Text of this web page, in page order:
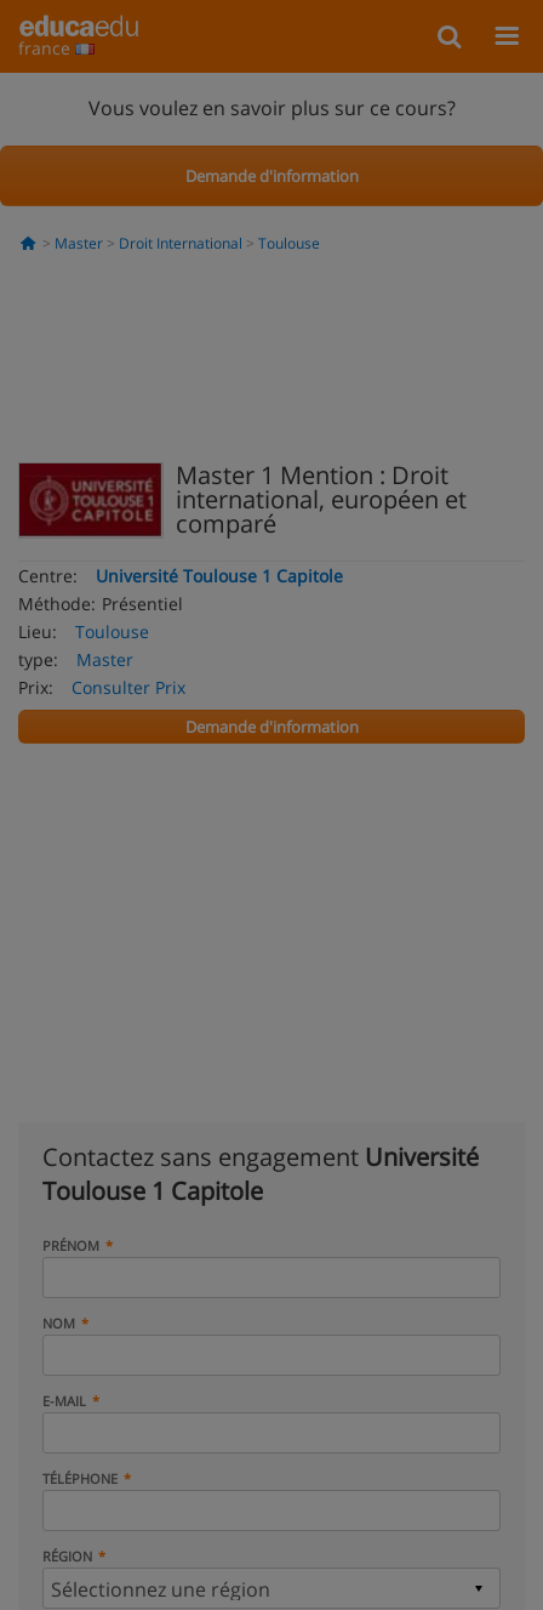
france
Vous voulez en savoir plus sur ce cours?
Demande d'information
Master Droit International Toulouse
Master 1 Mention : Droit
international, européen et
comparé
Centre:
Université Toulouse 1 Capitole
Méthode: Présentiel
Lieu:
Toulouse
type:
Master
Prix:
Consulter Prix
Demande d'information
Contactez sans engagement Université
Toulouse 1 Capitole
PRÉNOM
NOM
E-MAIL
TÉLÉPHONE
RÉGION